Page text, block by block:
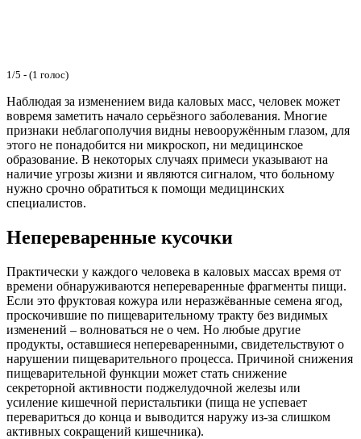
1/5 - (1 голос)
Наблюдая за изменением вида каловых масс, человек может
вовремя заметить начало серьёзного заболевания. Многие
признаки неблагополучия видны невооружённым глазом, для
этого не понадобится ни микроскоп, ни медицинское
образование. В некоторых случаях примеси указывают на
наличие угрозы жизни и являются сигналом, что больному
нужно срочно обратиться к помощи медицинских
специалистов.
Непереваренные кусочки
Практически у каждого человека в каловых массах время от
времени обнаруживаются непереваренные фрагменты пищи.
Если это фруктовая кожура или неразжёванные семена ягод,
проскочившие по пищеварительному тракту без видимых
изменений – волноваться не о чем. Но любые другие
продукты, оставшиеся непереваренными, свидетельствуют о
нарушении пищеварительного процесса. Причиной снижения
пищеварительной функции может стать снижение
секреторной активности поджелудочной железы или
усиление кишечной перистальтики (пища не успевает
перевариться до конца и выводится наружу из-за слишком
активных сокращений кишечника).